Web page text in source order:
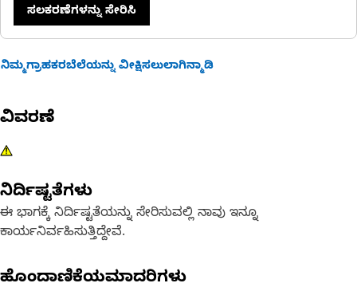
ಸಲಕರಣೆಗಳನ್ನು ಸೇರಿಸಿ
ನಿಮ್ಮಗ್ರಾಹಕರಬೆಲೆಯನ್ನು ವೀಕ್ಷಿಸಲುಲಾಗಿನ್ಮಾಡಿ
ವಿವರಣೆ
ನಿರ್ದಿಷ್ಟತೆಗಳು
ಈ ಭಾಗಕ್ಕೆ ನಿರ್ದಿಷ್ಟತೆಯನ್ನು ಸೇರಿಸುವಲ್ಲಿ ನಾವು ಇನ್ನೂ
ಕಾರ್ಯನಿರ್ವಹಿಸುತ್ತಿದ್ದೇವೆ.
ಹೊಂದಾಣಿಕೆಯಮಾದರಿಗಳು